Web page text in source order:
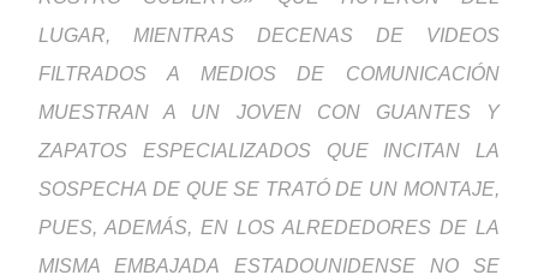
LUGAR, MIENTRAS DECENAS DE VIDEOS
FILTRADOS A MEDIOS DE COMUNICACIÓN
MUESTRAN A UN JOVEN CON GUANTES Y
ZAPATOS ESPECIALIZADOS QUE INCITAN LA
SOSPECHA DE QUE SE TRATÓ DE UN MONTAJE,
PUES, ADEMÁS, EN LOS ALREDEDORES DE LA
MISMA EMBAJADA ESTADOUNIDENSE NO SE